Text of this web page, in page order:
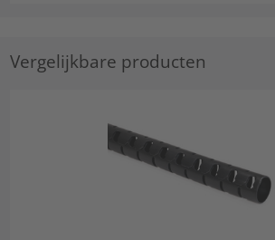
Vergelijkbare producten